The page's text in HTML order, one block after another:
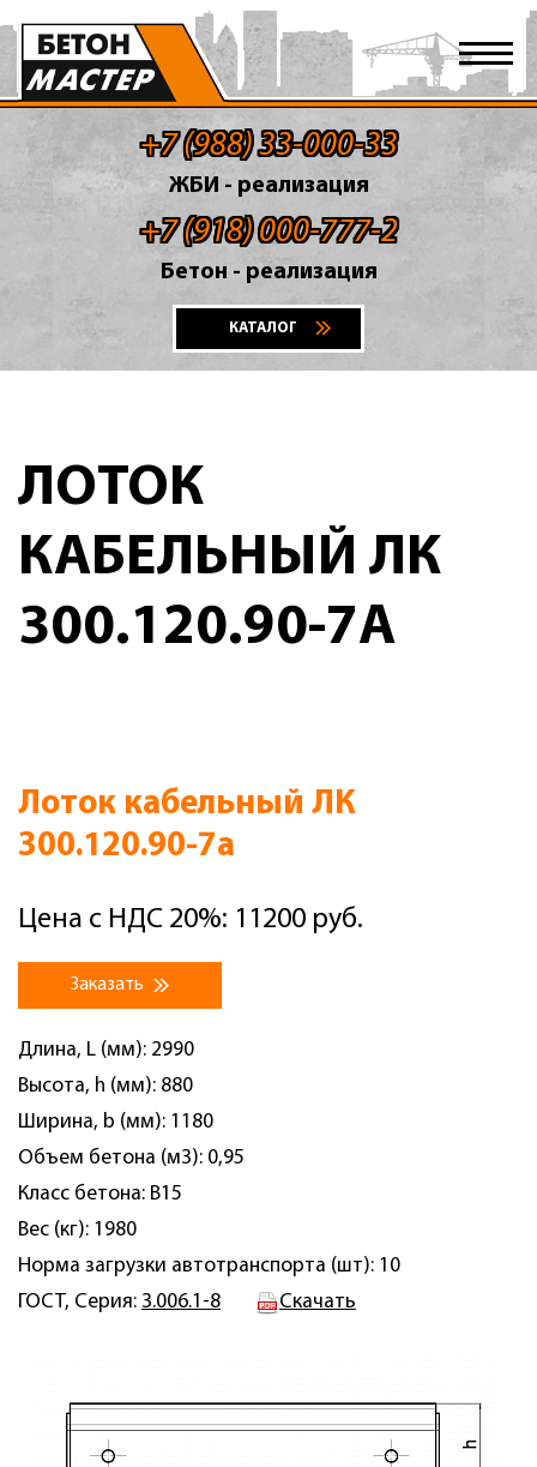
+7 (988) 33-000-33
ЖБИ - реализация
+7 (918) 000-777-2
Бетон - реализация
КАТАЛОГ
ЛОТОК
КАБЕЛЬНЫЙ ЛК
300.120.90-7А
Лоток кабельный ЛК
300.120.90-7а
Цена с НДС 20%: 11200 руб.
Заказать
Длина, L (мм): 2990
Высота, h (мм): 880
Ширина, b (мм): 1180
Объем бетона (м3): 0,95
Класс бетона: B15
Вес (кг): 1980
Норма загрузки автотранспорта (шт): 10
ГОСТ, Серия: 3.006.1-8 Скачать